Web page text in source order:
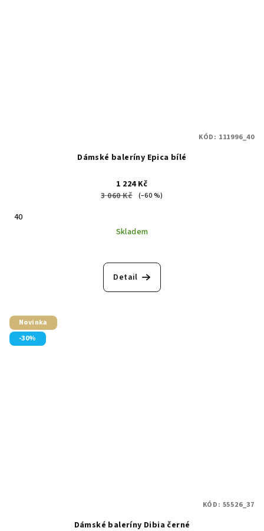
Dámské baleríny Epica bílé
1 224 Kč
3 060 Kč
(–60 %)
40
Skladem
Detail
KÓD: 111996_40
Novinka
-30%
Dámské baleríny Dibia černé
KÓD: 55526_37